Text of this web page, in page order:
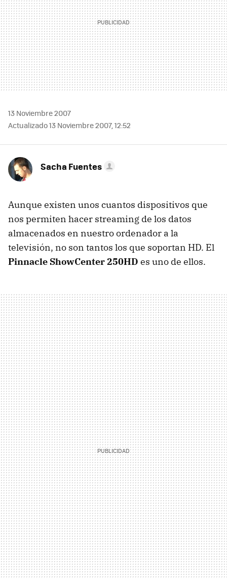
13 Noviembre 2007
Actualizado 13 Noviembre 2007, 12:52
Sacha Fuentes
Aunque existen unos cuantos dispositivos que
nos permiten hacer streaming de los datos
almacenados en nuestro ordenador a la
televisión, no son tantos los que soportan HD. El
Pinnacle ShowCenter 250HD es uno de ellos.